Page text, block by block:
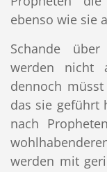
ebenso wie sie
Schande
werden nicht
dennoch
das sie geführt
nach
werden mit